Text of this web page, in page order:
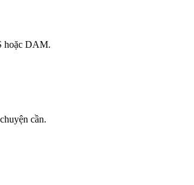
hoặc DAM.
cần.